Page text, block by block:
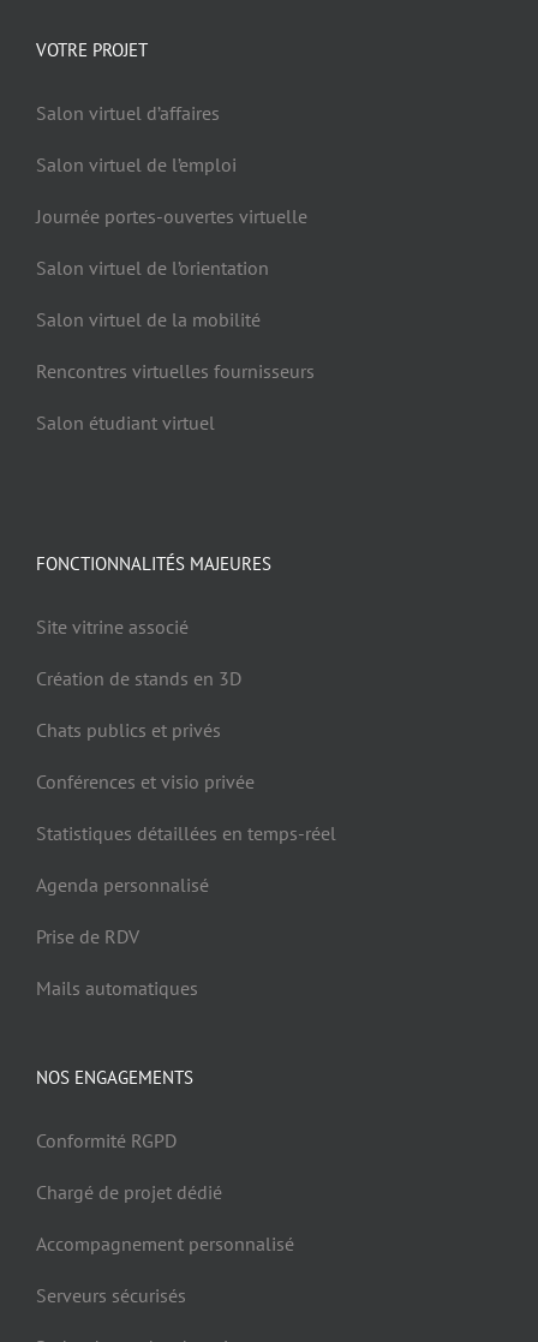
VOTRE PROJET
Salon virtuel d’affaires
Salon virtuel de l’emploi
Journée portes-ouvertes virtuelle
Salon virtuel de l’orientation
Salon virtuel de la mobilité
Rencontres virtuelles fournisseurs
Salon étudiant virtuel
FONCTIONNALITÉS MAJEURES
Site vitrine associé
Création de stands en 3D
Chats publics et privés
Conférences et visio privée
Statistiques détaillées en temps-réel
Agenda personnalisé
Prise de RDV
Mails automatiques
NOS ENGAGEMENTS
Conformité RGPD
Chargé de projet dédié
Accompagnement personnalisé
Serveurs sécurisés